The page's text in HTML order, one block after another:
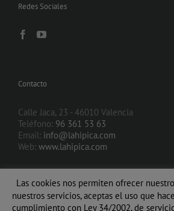
Redes Sociales
Contacto
Calle Jaca, 23 - 46010 Valencia
Teléfono: 96 361 53 63
Email: info@lahipica.com
Web: www.lahipica.com
Las cookies nos permiten ofrecer
nuestros servicios, aceptas el uso que
cumplimiento con Ley 34/2002, de